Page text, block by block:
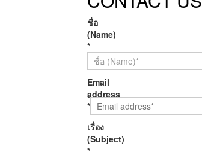
ชื่อ
(Name)
*
Email
address
*
เรื่อง
(Subject)